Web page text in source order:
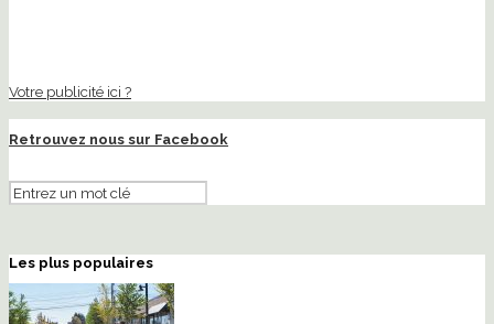
Votre publicité ici ?
Retrouvez nous sur Facebook
Les plus populaires